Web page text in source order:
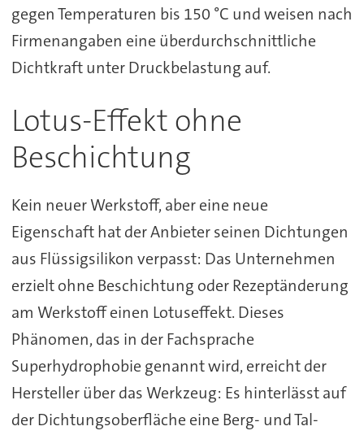
gegen Temperaturen bis 150 °C und weisen nach
Firmenangaben eine überdurchschnittliche
Dichtkraft unter Druckbelastung auf.
Lotus-Effekt ohne
Beschichtung
Kein neuer Werkstoff, aber eine neue
Eigenschaft hat der Anbieter seinen Dichtungen
aus Flüssigsilikon verpasst: Das Unternehmen
erzielt ohne Beschichtung oder Rezeptänderung
am Werkstoff einen Lotuseffekt. Dieses
Phänomen, das in der Fachsprache
Superhydrophobie genannt wird, erreicht der
Hersteller über das Werkzeug: Es hinterlässt auf
der Dichtungsoberfläche eine Berg- und Tal-